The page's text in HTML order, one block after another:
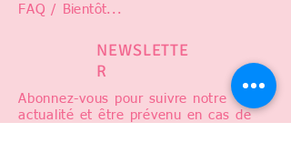
FAQ / Bientôt...
NEWSLETTE
R
Abonnez-vous pour suivre notre
actualité et être prévenu en cas de